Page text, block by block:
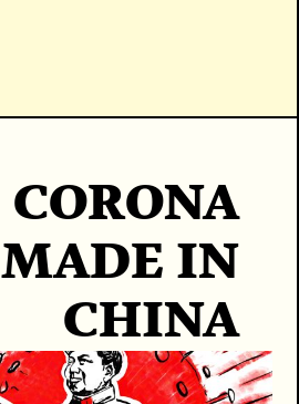
CORONA
MADE IN
CHINA
עופר זנזורי